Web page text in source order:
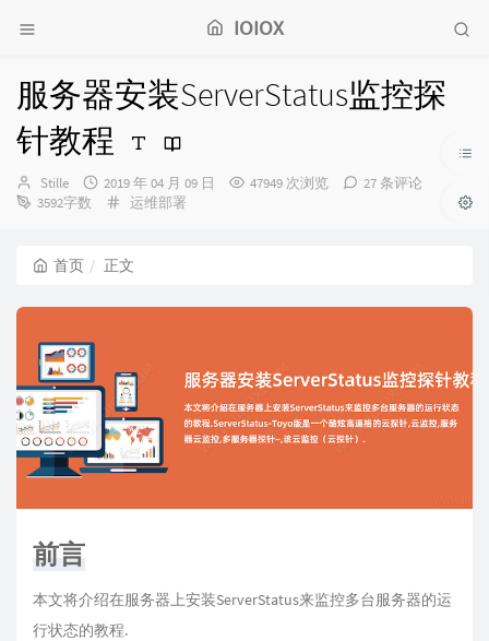
IOIOX
服务器安装ServerStatus监控探
针教程
博
主：
Stille
发
布
2019 年 04 月 09 日 47949 次浏览
27 条评论
3592字数
分
运维部署
首页 正文
前言
本文将介绍在服务器上安装ServerStatus来监控多台服务器的运
行状态的教程.